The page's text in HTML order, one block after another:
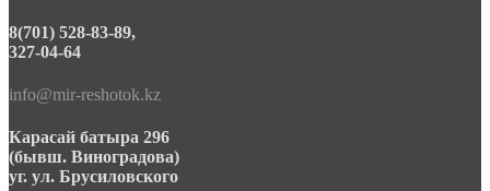
8(701) 528-83-89,
327-04-64
info@mir-reshotok.kz
Карасай батыра 296
(бывш. Виноградова)
уг. ул. Брусиловского